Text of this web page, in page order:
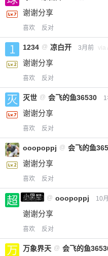
谢谢分享
喜欢 反对
1234 @ 凉白开 3月前 via
谢谢分享
喜欢 反对
灭世 @ 会飞的鱼36530
谢谢分享
喜欢 反对
ooopoppj @ 会飞的鱼
谢谢分享
喜欢 反对
小黑屋
超凶的 @ ooopoppj 10
谢谢分享
喜欢 反对
万象界天 @ 会飞的鱼